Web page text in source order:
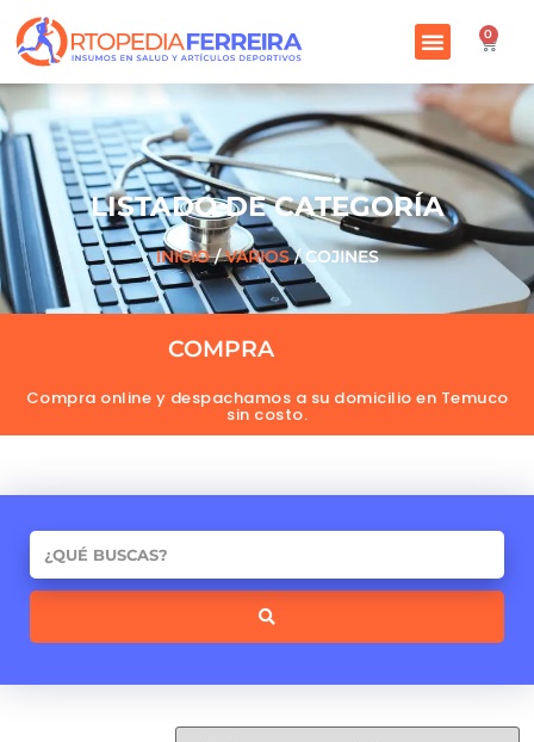
0
LISTADO DE CATEGORÍA
INICIO/VARIOS/ COJINES
COMPRA
Compra online y despachamos a su domicilio en Temuco
sin costo.